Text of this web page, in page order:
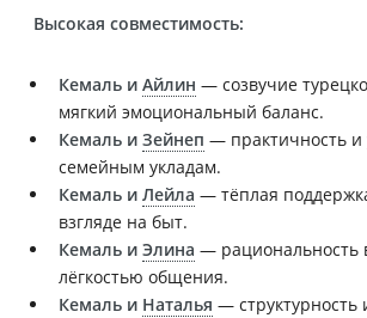
Высокая совместимость:
Кемаль и Айлин — созвучие
мягкий эмоциональный баланс.
Кемаль и Зейнеп — практичность и
семейным укладам.
Кемаль и Лейла — тёплая
взгляде на быт.
Кемаль и Элина — рациональность
лёгкостью общения.
Кемаль и Наталья — структурность